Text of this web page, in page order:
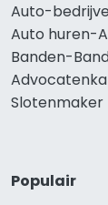
Auto-
Auto huren-
Banden-
Slotenmaker
Populair